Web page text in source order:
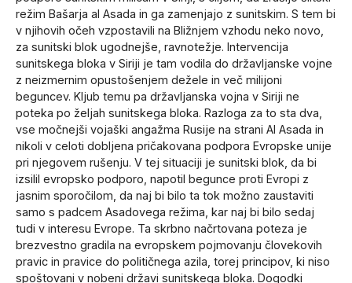
režim Bašarja al Asada in ga zamenjajo z sunitskim. S tem bi
v njihovih očeh vzpostavili na Bližnjem vzhodu neko novo,
za sunitski blok ugodnejše, ravnotežje. Intervencija
sunitskega bloka v Siriji je tam vodila do državljanske vojne
z neizmernim opustošenjem dežele in več milijoni
beguncev. Kljub temu pa državljanska vojna v Siriji ne
poteka po željah sunitskega bloka. Razloga za to sta dva,
vse močnejši vojaški angažma Rusije na strani Al Asada in
nikoli v celoti dobljena pričakovana podpora Evropske unije
pri njegovem rušenju. V tej situaciji je sunitski blok, da bi
izsilil evropsko podporo, napotil begunce proti Evropi z
jasnim sporočilom, da naj bi bilo ta tok možno zaustaviti
samo s padcem Asadovega režima, kar naj bi bilo sedaj
tudi v interesu Evrope. Ta skrbno načrtovana poteza je
brezvestno gradila na evropskem pojmovanju človekovih
pravic in pravice do političnega azila, torej principov, ki niso
spoštovani v nobeni državi sunitskega bloka. Dogodki